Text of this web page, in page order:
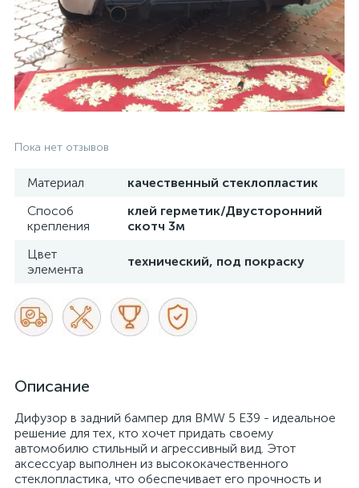
Пока нет отзывов
Материал
качественный стеклопластик
Способ
крепления
клей герметик/Двусторонний
скотч 3м
Цвет
элемента
технический, под покраску
Описание
Дифузор в задний бампер для BMW 5 E39 - идеальное
решение для тех, кто хочет придать своему
автомобилю стильный и агрессивный вид. Этот
аксессуар выполнен из высококачественного
стеклопластика, что обеспечивает его прочность и